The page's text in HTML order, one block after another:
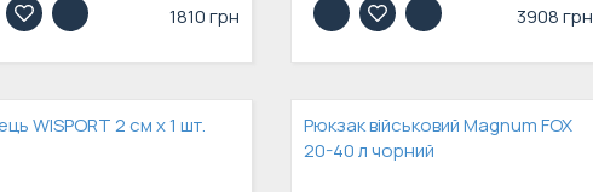
1810 грн 3908 грн
WISPORT 2 см х 1 шт.
Рюкзак військовий Magnum FOX
20-40 л чорний